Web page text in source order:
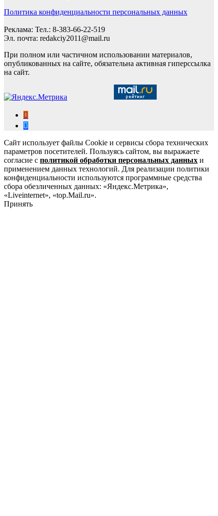
Политика конфиденциальности персональных данных
Реклама: Тел.: 8-383-66-22-519
Эл. почта: redakciy2011@mail.ru
При полном или частичном использовании материалов,
опубликованных на сайте, обязательна активная гиперссылка
на сайт.
Сайт использует файлы Cookie и сервисы сбора технических
параметров посетителей. Пользуясь сайтом, вы выражаете
согласие с политикой обработки персональных данных и
применением данных технологий. Для реализации политики
конфиденциальности используются программные средства
сбора обезличенных данных: «Яндекс.Метрика»,
«Liveinternet», «top.Mail.ru».
Принять